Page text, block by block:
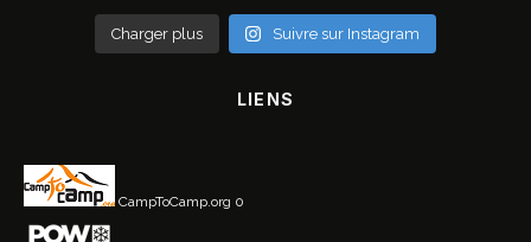
Charger plus Suivre sur Instagram
LIENS
CampToCamp.org 0